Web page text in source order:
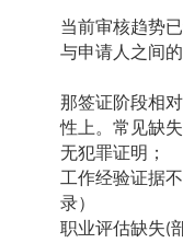
当前审核趋势
与申请人之间
那签证阶段相
性上。常见缺失
无犯罪证明；
工作经验证据
录）
职业评估缺失(